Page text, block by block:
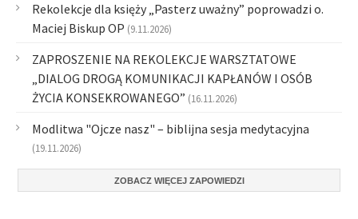
Rekolekcje dla księży „Pasterz uważny” poprowadzi o.
Maciej Biskup OP (9.11.2026)
ZAPROSZENIE NA REKOLEKCJE WARSZTATOWE
„DIALOG DROGĄ KOMUNIKACJI KAPŁANÓW I OSÓB
ŻYCIA KONSEKROWANEGO” (16.11.2026)
Modlitwa "Ojcze nasz" – biblijna sesja medytacyjna
(19.11.2026)
ZOBACZ WIĘCEJ ZAPOWIEDZI